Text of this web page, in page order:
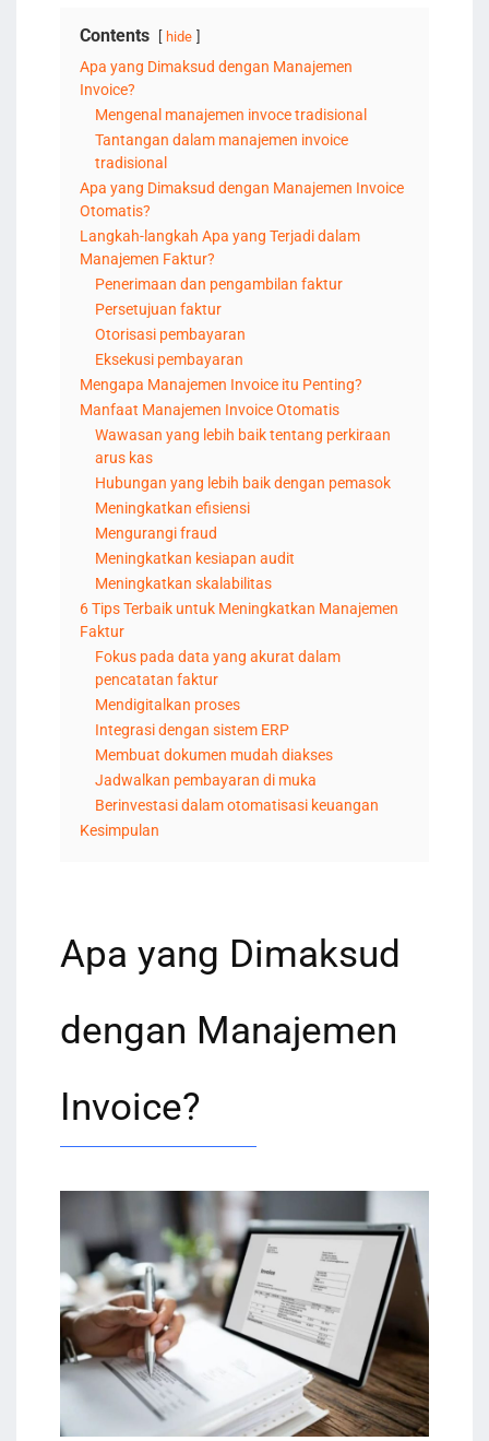
Contents hide
Apa yang Dimaksud dengan Manajemen
Invoice?
Mengenal manajemen invoce tradisional
Tantangan dalam manajemen invoice
tradisional
Apa yang Dimaksud dengan Manajemen Invoice
Otomatis?
Langkah-langkah Apa yang Terjadi dalam
Manajemen Faktur?
Penerimaan dan pengambilan faktur
Persetujuan faktur
Otorisasi pembayaran
Eksekusi pembayaran
Mengapa Manajemen Invoice itu Penting?
Manfaat Manajemen Invoice Otomatis
Wawasan yang lebih baik tentang perkiraan
arus kas
Hubungan yang lebih baik dengan pemasok
Meningkatkan efisiensi
Mengurangi fraud
Meningkatkan kesiapan audit
Meningkatkan skalabilitas
6 Tips Terbaik untuk Meningkatkan Manajemen
Faktur
Fokus pada data yang akurat dalam
pencatatan faktur
Mendigitalkan proses
Integrasi dengan sistem ERP
Membuat dokumen mudah diakses
Jadwalkan pembayaran di muka
Berinvestasi dalam otomatisasi keuangan
Kesimpulan
Apa yang Dimaksud
dengan Manajemen
Invoice?